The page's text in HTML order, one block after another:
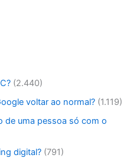
(2.440)
voltar ao normal? (1.119)
de uma pessoa só com o
digital? (791)